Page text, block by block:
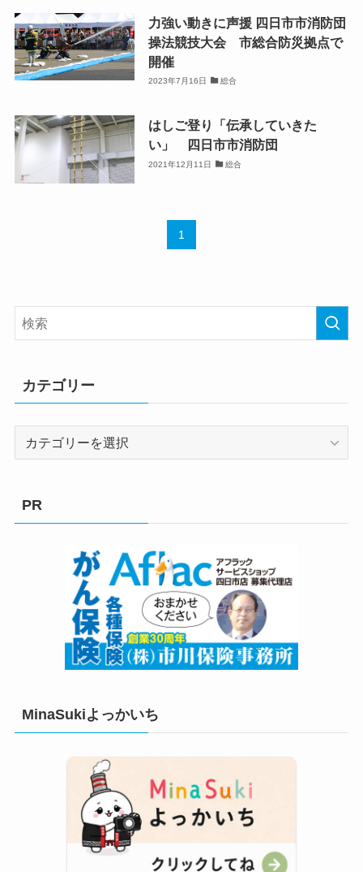
力強い動きに声援 四日市市消防団
操法競技大会 市総合防災拠点で
開催
2023年7月16日 総合
はしご登り「伝承していきた
い」 四日市市消防団
2021年12月11日 総合
1
カテゴリー
PR
MinaSukiよっかいち